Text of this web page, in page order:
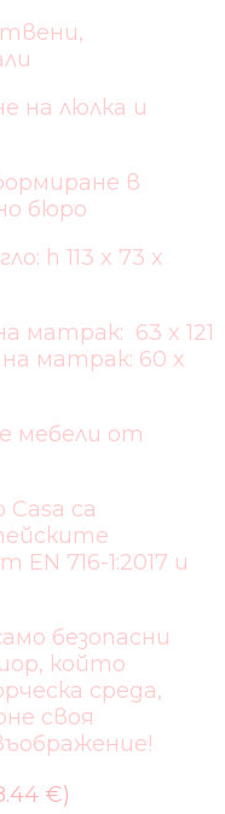
на люлка и
в
бюро
h 113 x 73 x
матрак: 63 x 121
матрак: 60 х
мебели от
са
716-1:2017 и
безопасни
който
среда,
своя
€)